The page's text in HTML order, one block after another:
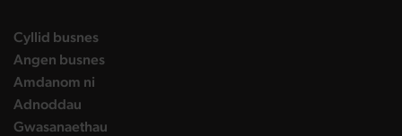
Cyllid busneslanding page
Angen busneslanding page
Amdanom ni
Adnoddau
Gwasanaethau